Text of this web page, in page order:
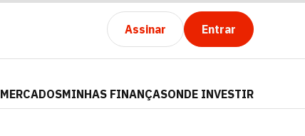
Assinar Entrar
MERCADOSMINHAS FINANÇASONDE INVESTIR